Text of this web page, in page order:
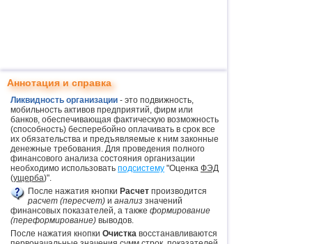
Аннотация и справка
Ликвидность организации - это подвижность,
мобильность активов предприятий, фирм или
банков, обеспечивающая фактическую возможность
(способность) бесперебойно оплачивать в срок все
их обязательства и предъявляемые к ним законные
денежные требования. Для проведения полного
финансового анализа состояния организации
необходимо использовать подсистему "Оценка ФЭД
(ущерба)".
После нажатия кнопки Расчет производится
расчет (пересчет) и анализ значений
финансовых показателей, а также формирование
(переформирование) выводов.
После нажатия кнопки Очистка восстанавливаются